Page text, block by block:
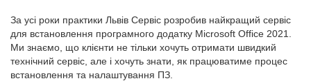
За усі роки практики Львів Сервіс розробив найкращий сервіс
для встановлення програмного додатку Microsoft Office 2021.
Ми знаємо, що клієнти не тільки хочуть отримати швидкий
технічний сервіс, але і хочуть знати, як працюватиме процес
встановлення та налаштування ПЗ.